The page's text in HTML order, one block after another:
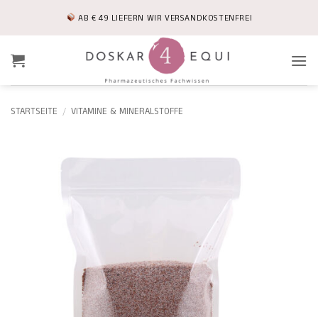
AB € 49 LIEFERN WIR VERSANDKOSTENFREI
STARTSEITE / VITAMINE & MINERALSTOFFE